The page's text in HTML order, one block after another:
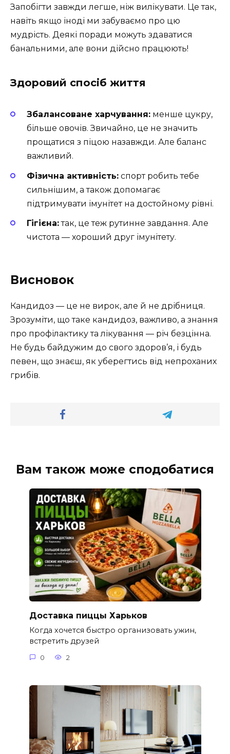
Запобігти завжди легше, ніж вилікувати. Це так,
навіть якщо іноді ми забуваємо про цю
мудрість. Деякі поради можуть здаватися
банальними, але вони дійсно працюють!
Здоровий спосіб життя
Збалансоване харчування: менше цукру,
більше овочів. Звичайно, це не значить
прощатися з піцою назавжди. Але баланс
важливий.
Фізична активність: спорт робить тебе
сильнішим, а також допомагає
підтримувати імунітет на достойному рівні.
Гігієна:так, це теж рутинне завдання. Але
чистота — хороший друг імунітету.
Висновок
Кандидоз — це не вирок, але й не дрібниця.
Зрозуміти, що таке кандидоз, важливо, а знання
про профілактику та лікування — річ безцінна.
Не будь байдужим до свого здоров’я, і будь
певен, що знаєш, як уберегтись від непроханих
грибів.
Вам також може сподобатися
Доставка пиццы Харьков
Когда хочется быстро организовать ужин,
встретить друзей
0 2